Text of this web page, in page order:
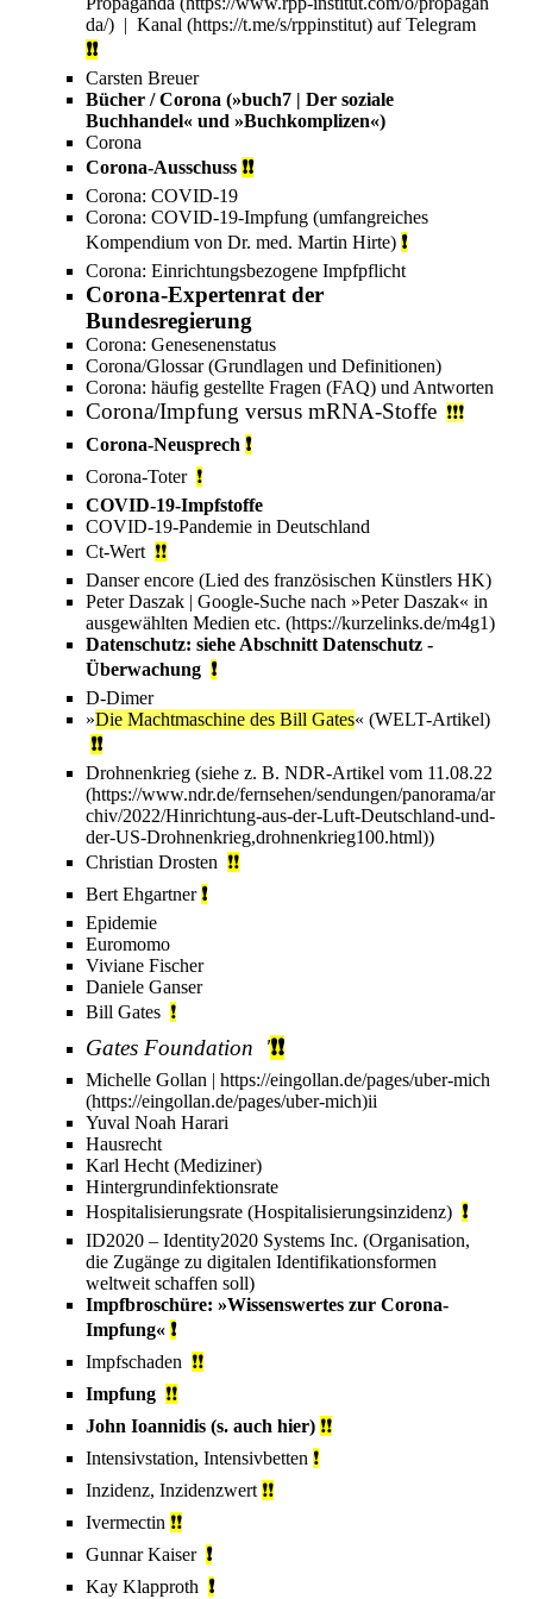
Kanal aufTelegram
❗❗
Carsten Breuer
Bücher / Corona (»buch7 | Der soziale
Buchhandel« und »Buchkomplizen«)
Corona
Corona-Ausschuss ❗❗
Corona: COVID-19
Corona: COVID-19-Impfung (umfangreiches
Kompendium von Dr. med. Martin Hirte) ❗
Corona: Einrichtungsbezogene Impfpflicht
Corona-Expertenrat der
Bundesregierung
Corona: Genesenenstatus
Corona/Glossar(Grundlagen und Definitionen)
Corona: häufig gestellte Fragen (FAQ) und Antworten
Corona/Impfung versus mRNA-Stoffe ❗❗❗
Corona-Neusprech ❗
Corona-Toter ❗
CO­VID-19-Impf­stof­fe
COVID-19-Pandemie in Deutschland
Ct-Wert ❗❗
Danser encore (Lied des französischen Künstlers HK)
Peter Daszak
Google-Suche nach »Peter Daszak« in
ausgewählten Medien etc.
Datenschutz: siehe AbschnittDatenschutz -
Überwachung ❗
D-Dimer
»Die Machtmaschine des Bill Gates« (WELT-Artikel)
❗❗
Drohnenkrieg (siehe z. B. NDR-Artikel vom 11.08.22
)
Christian Drosten ❗❗
Bert Ehgartner ❗
Epidemie
Euromomo
Viviane Fischer
Daniele Ganser
Bill Gates ❗
Gates Foundation '❗❗
Michelle Gollan
https://eingollan.de/pages/uber-mich
ii
Yuval Noah Harari
Hausrecht
Karl Hecht (Mediziner)
Hintergrundinfektionsrate
Hospitalisierungsrate (Hospitalisierungsinzidenz) ❗
ID2020 – Identity2020 Systems Inc. (Organisation,
die Zugänge zu digitalen Identifikationsformen
weltweit schaffen soll)
Impfbroschüre: »Wissenswertes zur Corona-
Impfung« ❗
Impfschaden ❗❗
Impfung ❗❗
John Ioannidis (s. auch hier) ❗❗
Intensivstation, Intensivbetten ❗
Inzidenz, Inzidenzwert ❗❗
Ivermectin ❗❗
Gunnar Kaiser ❗
Kay Klapproth ❗